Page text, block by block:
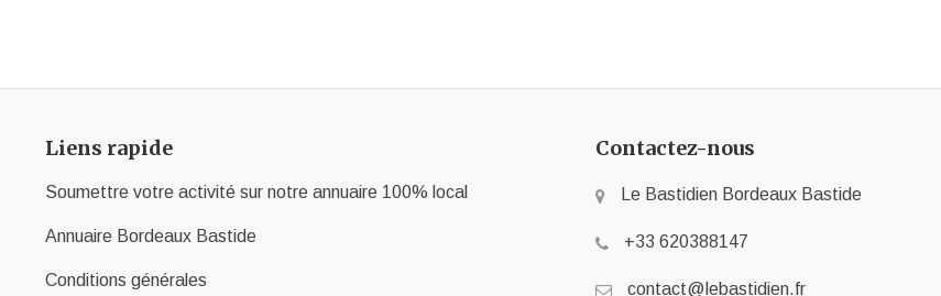
Liens rapide
Soumettre votre activité sur notre annuaire 100% local
Annuaire Bordeaux Bastide
Conditions générales
Contactez-nous
Le Bastidien Bordeaux Bastide
+33 620388147
contact@lebastidien.fr